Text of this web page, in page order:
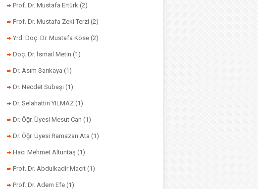
Prof. Dr. Mustafa Ertürk (2)
Prof. Dr. Mustafa Zeki Terzi (2)
Yrd. Doç. Dr. Mustafa Köse (2)
Doç. Dr. İsmail Metin (1)
Dr. Asım Sarıkaya (1)
Dr. Necdet Subaşı (1)
Dr. Selahattin YILMAZ (1)
Dr. Öğr. Üyesi Mesut Can (1)
Dr. Öğr. Üyesi Ramazan Ata (1)
Hacı Mehmet Altuntaş (1)
Prof. Dr. Abdulkadir Macit (1)
Prof. Dr. Adem Efe (1)